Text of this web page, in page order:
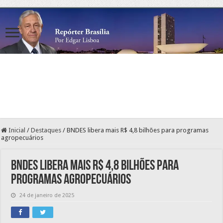
Inicial / Destaques / BNDES libera mais R$ 4,8 bilhões para programas
agropecuários
BNDES libera mais R$ 4,8 bilhões para
programas agropecuários
24 de janeiro de 2025